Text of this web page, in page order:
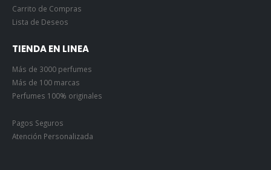
Carrito de Compras
Lista de Deseos
TIENDA EN LINEA
Más de 3000 perfumes
Más de 100 marcas
Perfumes 100% originales
Pagos Seguros
Atención Personalizada